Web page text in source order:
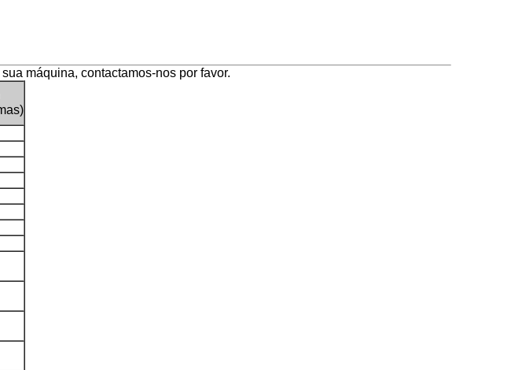
máquina, contactamos-nos por favor.